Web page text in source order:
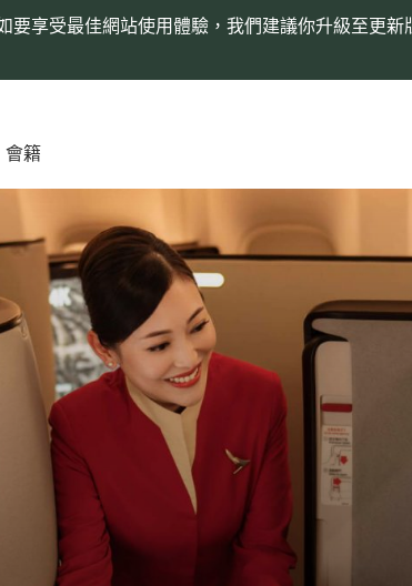
要享受最佳網站使用體驗，我們建議你升級至更
會籍